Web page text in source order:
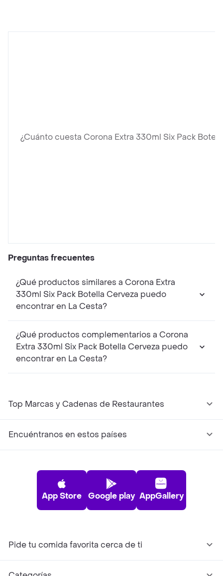
¿Cuánto cuesta Corona Extra 330ml Six Pack
Preguntas frecuentes
¿Qué productos similares a Corona Extra
330ml Six Pack Botella Cerveza puedo
encontrar en La Cesta?
¿Qué productos complementarios a Corona
Extra 330ml Six Pack Botella Cerveza puedo
encontrar en La Cesta?
Top Marcas y Cadenas de Restaurantes
Encuéntranos en estos países
App Store Google play AppGallery
Pide tu comida favorita cerca de ti